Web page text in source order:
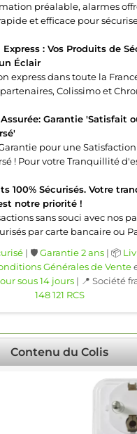
préalable, alarmes
et efficace pour
Express : Vos Produits de
Éclair
express dans toute la
Colissimo et
Garantie 'Satisfait
pour une
! Pour votre Tranquillité
100% Sécurisés. Votre
notre priorité !
sans souci avec nos
par carte bancaire ou
| 🛡️Garantie 2 ans | 📦
Générales de Vente
sous 14 jours | 📍 Société
148 121 RCS
Contenu du Colis